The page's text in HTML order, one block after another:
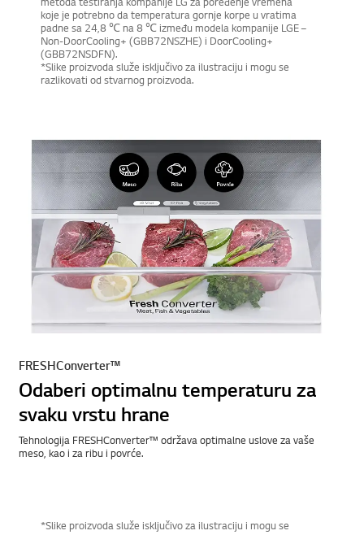
metoda testiranja kompanije LG za poređenje vremena
koje je potrebno da temperatura gornje korpe u vratima
padne sa 24,8 ℃ na 8 ℃ između modela kompanije LGE –
Non-DoorCooling+ (GBB72NSZHE) i DoorCooling+
(GBB72NSDFN).
*Slike proizvoda služe isključivo za ilustraciju i mogu se
razlikovati od stvarnog proizvoda.
FRESHConverter™
Odaberi optimalnu temperaturu za
svaku vrstu hrane
Tehnologija FRESHConverter™ održava optimalne uslove za vaše
meso, kao i za ribu i povrće.
*Slike proizvoda služe isključivo za ilustraciju i mogu se